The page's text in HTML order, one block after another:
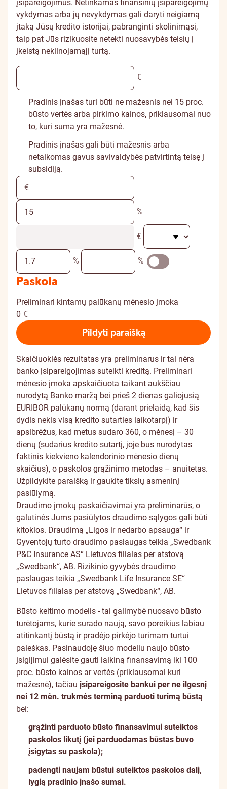
įsipareigojimus. Netinkamas finansinių įsipareigojimų
vykdymas arba jų nevykdymas gali daryti neigiamą
įtaką Jūsų kredito istorijai, pabranginti skolinimąsi,
taip pat Jūs rizikuosite netekti nuosavybės teisių į
įkeistą nekilnojamąjį turtą.
€
Pradinis įnašas turi būti ne mažesnis nei 15 proc.
būsto vertės arba pirkimo kainos, priklausomai nuo
to, kuri suma yra mažesnė.
Pradinis įnašas gali būti mažesnis arba
netaikomas gavus savivaldybės patvirtintą teisę į
subsidiją.
%
€
% %
Paskola
Preliminari kintamų palūkanų mėnesio įmoka
0 €
Pildyti paraišką
Skaičiuoklės rezultatas yra preliminarus ir tai nėra
banko įsipareigojimas suteikti kreditą. Preliminari
mėnesio įmoka apskaičiuota taikant aukščiau
nurodytą Banko maržą bei prieš 2 dienas galiojusią
EURIBOR palūkanų normą (darant prielaidą, kad šis
dydis nekis visą kredito sutarties laikotarpį) ir
apsibrėžus, kad metus sudaro 360, o mėnesį – 30
dienų (sudarius kredito sutartį, joje bus nurodytas
faktinis kiekvieno kalendorinio mėnesio dienų
skaičius), o paskolos grąžinimo metodas – anuitetas.
Užpildykite paraišką ir gaukite tikslų asmeninį
pasiūlymą.
Draudimo įmokų paskaičiavimai yra preliminarūs, o
galutinės Jums pasiūlytos draudimo sąlygos gali būti
kitokios. Draudimą „Ligos ir nedarbo apsauga“ ir
Gyventojų turto draudimo paslaugas teikia „Swedbank
P&C Insurance AS“ Lietuvos filialas per atstovą
„Swedbank“, AB. Rizikinio gyvybės draudimo
paslaugas teikia „Swedbank Life Insurance SE“
Lietuvos filialas per atstovą „Swedbank“, AB.
Būsto keitimo modelis - tai galimybė nuosavo būsto
turėtojams, kurie surado naują, savo poreikius labiau
atitinkantį būstą ir pradėjo pirkėjo turimam turtui
paieškas. Pasinaudoję šiuo modeliu naujo būsto
įsigijimui galėsite gauti laikiną finansavimą iki 100
proc. būsto kainos ar vertės (priklausomai kuri
mažesnė), tačiau įsipareigosite bankui per ne ilgesnį
nei 12 mėn. trukmės terminą parduoti turimą būstą
bei:
grąžinti parduoto būsto finansavimui suteiktos
paskolos likutį (jei parduodamas būstas buvo
įsigytas su paskola);
padengti naujam būstui suteiktos paskolos dalį,
lygią pradinio įnašo sumai.